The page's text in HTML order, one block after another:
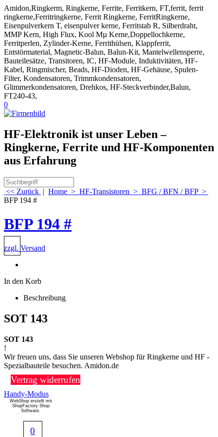
Amidon,Ringkerm, Ringkerne, Ferrite, Ferritkern, FT,ferrit, ferrit
ringkerne,Ferritringkerne, Ferrit Ringkerne, FerritRingkerne,
Eisenpulverkern T, eisenpulver kerne, Ferritstab R, Silberdraht,
MMP Kern, High Flux, Kool Mµ Kerne,Doppellochkerne,
Ferritperlen, Zylinder-Kerne, Ferrithülsen, Klappferrit,
Entstörmaterial, Magnetic-Balun, Balun-Kit, Mantelwellensperre,
Bauteilesätze, Transitoren, IC, HF-Module, Induktivitäten, HF-
Kabel, Ringmischer, Beads, HF-Dioden, HF-Gehäuse, Spulen-
Filter, Kondensatoren, Trimmkondensatoren,
Glimmerkondensatoren, Drehkos, HF-Steckverbinder,Balun,
FT240-43,
0
HF-Elektronik ist unser Leben –
Ringkerne, Ferrite und HF-Komponenten
aus Erfahrung
<< Zurück | Home > HF-Transistoren > BFG / BFN / BFP>
BFP 194 #
BFP 194 #
zzgl. Versand
In den Korb
Beschreibung
SOT 143
SOT 143
!
Wir freuen uns, dass Sie unseren Webshop für Ringkerne und HF -
Spezialbauteile besuchen. Amidon.de
Vertrag widerrufen
Handy-Modus
WebShop erstellt mit
ShopFactory Shop
Software.
0